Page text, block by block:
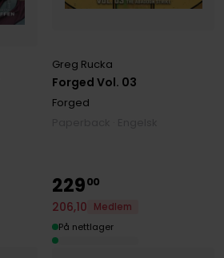
Forged Vol. 03
Greg Rucka
Forged
22900
206,10
Medlem
På nettlager